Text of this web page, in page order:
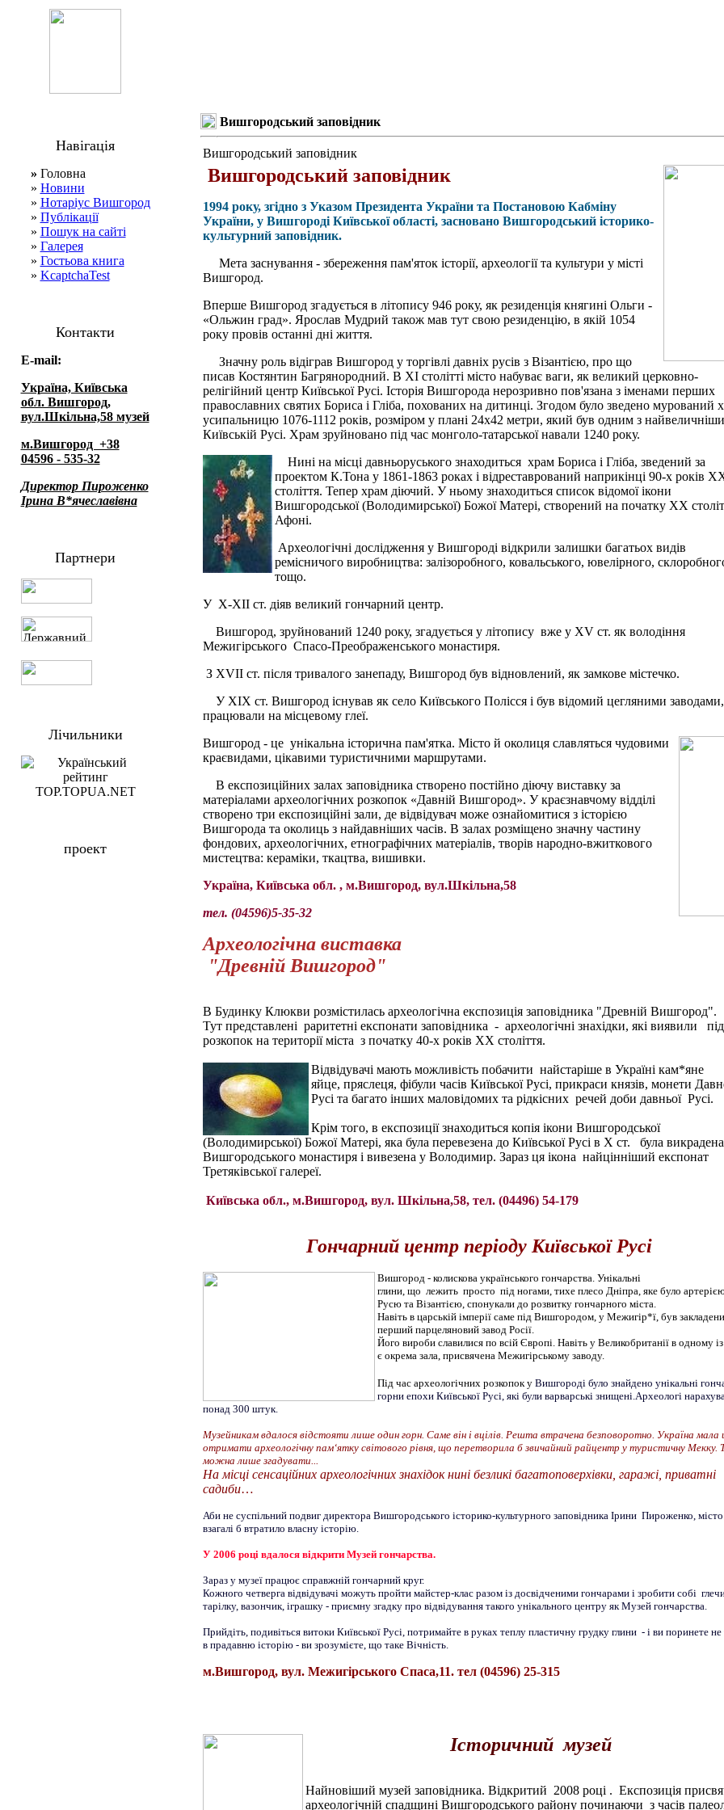
Навігація
» Головна
» Новини
» Нотаріус Вишгород
» Публікації
» Пошук на сайті
» Галерея
» Гостьова книга
» KcaptchaTest
Контакти
E-mail:
Україна, Київська
обл. Вишгород,
вул.Шкільна,58 музей
м.Вишгород +38
04596 - 535-32
Директор Пироженко
Ірина В*ячеславівна
Партнери
Лічильники
проект
Вишгородський заповідник
Вишгородський заповідник
Вишгородський заповідник
1994 року, згідно з Указом Президента України та Постановою Кабміну
України, у Вишгороді Київської області, засновано Вишгородський історико-
культурний заповідник.
Мета заснування - збереження пам'яток історії, археології та культури у місті
Вишгород.
Вперше Вишгород згадується в літопису 946 року, як резиденція княгині Ольги -
«Ольжин град». Ярослав Мудрий також мав тут свою резиденцію, в якій 1054
року провів останні дні життя.
Значну роль відіграв Вишгород у торгівлі давніх русів з Візантією, про що
писав Костянтин Багрянородний. В ХI столітті місто набуває ваги, як великий церковно-
релігійний центр Київської Русі. Історія Вишгорода нерозривно пов'язана з іменами перших
православних святих Бориса і Гліба, похованих на дитинці. Згодом було зведено мурований
усипальницю 1076-1112 років, розміром у плані 24x42 метри, який був одним з
Київській Русі. Храм зруйновано під час монголо-татарської навали 1240 року.
Нині на місці давньоруського знаходиться храм Бориса і Гліба, зведений за
проектом К.Тона у 1861-1863 роках і відреставрований наприкінці 90-х років
століття. Тепер храм діючий. У ньому знаходиться список відомої ікони
Вишгородської (Володимирської) Божої Матері, створений на початку ХХ
Афоні.
Археологічні дослідження у Вишгороді відкрили залишки багатьох видів
ремісничого виробництва: залізоробного, ковальського, ювелірного,
тощо.
У Х-ХII ст. діяв великий гончарний центр.
Вишгород, зруйнований 1240 року, згадується у літопису вже у ХV ст. як володіння
Межигірського Спасо-Преображенського монастиря.
З ХVII ст. після тривалого занепаду, Вишгород був відновлений, як замкове містечко.
У ХIХ ст. Вишгород існував як село Київського Полісся і був відомий цегляними
працювали на місцевому глеї.
Вишгород - це унікальна історична пам'ятка. Місто й околиця славляться чудовими
краєвидами, цікавими туристичними маршрутами.
В експозиційних залах заповідника створено постійно діючу виставку за
матеріалами археологічних розкопок «Давній Вишгород». У краєзнавчому відділі
створено три експозиційні зали, де відвідувач може ознайомитися з історією
Вишгорода та околиць з найдавніших часів. В залах розміщено значну частину
фондових, археологічних, етнографічних матеріалів, творів народно-вжиткового
мистецтва: кераміки, ткацтва, вишивки.
Україна, Київська обл. , м.Вишгород, вул.Шкільна,58
тел. (04596)5-35-32
Археологічна виставка
"Древній Вишгород"
В Будинку Клюкви розмістилась археологічна експозиція заповідника "Древній Вишгород".
Тут представлені раритетні експонати заповідника - археологічні знахідки, які виявили
розкопок на території міста з початку 40-х років ХХ століття.
Відвідувачі мають можливість побачити найстаріше в Україні кам*яне
яйце, пряслеця, фібули часів Київської Русі, прикраси князів, монети
Русі та багато інших маловідомих та рідкісних речей доби давньої Русі.
Крім того, в експозиції знаходиться копія ікони Вишгородської
(Володимирської) Божої Матері, яка була перевезена до Київської Русі в Х ст. була викрадена
Вишгородського монастиря і вивезена у Володимир. Зараз ця ікона найцінніший експонат
Третяківської галереї.
Київська обл., м.Вишгород, вул. Шкільна,58, тел. (04496) 54-179
Гончарний центр періоду Київської Русі
Вишгород - колискова українського гончарства. Унікальні
глини, що лежить просто під ногами, тихе плесо Дніпра, яке було
Русю та Візантією, спонукали до розвитку гончарного міста.
Навіть в царській імперії саме під Вишгородом, у Межигір*ї, був
перший парцеляновий завод Росії.
Його вироби славилися по всій Європі. Навіть у Великобританії в одному із
є окрема зала, присвячена Межигірському заводу.
Під час археологічних розкопок у Вишгороді було знайдено унікальні
горни епохи Київської Русі, які були варварські знищені.Археологі
понад 300 штук.
Музейникам вдалося відстояти лише один горн. Саме він і вцілів. Решта втрачена безповоротно. Україна мала
отримати археологічну пам‘ятку світового рівня, що перетворила б звичайний райцентр у туристичну Мекку.
можна лише згадувати...
На місці сенсаційних археологічних знахідок нині безликі багатоповерхівки, гаражі, приватні
садиби…
Аби не суспільний подвиг директора Вишгородського історико-культурного заповідника Ірини Пироженко, місто
взагалі б втратило власну історію.
У 2006 році вдалося відкрити Музей гончарства.
Зараз у музеї працює справжній гончарний круг.
Кожного четверга відвідувачі можуть пройти майстер-клас разом із досвідченими гончарами і зробити собі
тарілку, вазончик, іграшку - приємну згадку про відвідування такого унікального центру як Музей гончарства.
Прийдіть, подивіться витоки Київської Русі, потримайте в руках теплу пластичну грудку глини - і ви поринете не
в прадавню історію - ви зрозумієте, що таке Вічність.
м.Вишгород, вул. Межигірського Спаса,11. тел (04596) 25-315
Історичний музей
Найновіший музей заповідника. Відкритий 2008 році . Експозиція
археологічній спадщині Вишгородського району починаючи з часів